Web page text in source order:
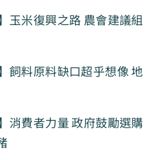
玉米復興之路 農會建議組
飼料原料缺口超乎想像 地
消費者力量 政府鼓勵選購